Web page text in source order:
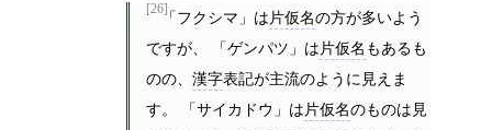
[26]「フクシマ」は片仮名の方が多いよう
ですが、 「ゲンパツ」は片仮名 もあるも
のの、 漢字表記が主流のように見えま
す。 「サイカドウ」は片仮名のものは見